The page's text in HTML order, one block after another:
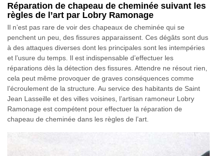
Réparation de chapeau de cheminée suivant les
règles de l’art par Lobry Ramonage
Il n’est pas rare de voir des chapeaux de cheminée qui se
penchent un peu, des fissures apparaissent. Ces dégâts sont dus
à des attaques diverses dont les principales sont les intempéries
et l’usure du temps. Il est indispensable d’effectuer les
réparations dès la détection des fissures. Attendre ne résout rien,
cela peut même provoquer de graves conséquences comme
l’écroulement de la structure. Au service des habitants de Saint
Jean Lasseille et des villes voisines, l’artisan ramoneur Lobry
Ramonage est compétent pour effectuer la réparation de
chapeau de cheminée dans les règles de l’art.